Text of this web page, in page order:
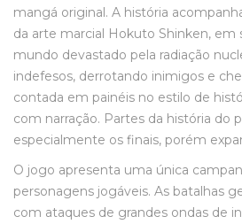
mangá original. A história
da arte marcial Hokuto Shinken, em
mundo devastado pela radiação
indefesos, derrotando inimigos e
contada em painéis no estilo de
com narração. Partes da história do
especialmente os finais, porém
O jogo apresenta uma única
personagens jogáveis. As batalhas
com ataques de grandes ondas de